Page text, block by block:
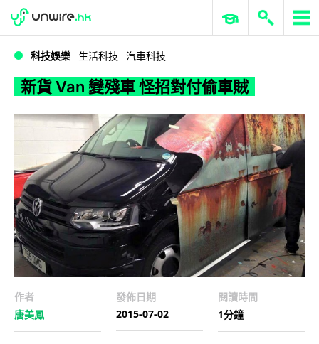
新貨 Van 變殘車 怪招對付偷車賊
WWDC 2026 ERP 與商業 AI
科技娛樂 生活科技 汽車科技
新貨 Van 變殘車 怪招對付偷車賊
作者
唐美鳳
發佈日期
2015-07-02
閱讀時間
1分鐘